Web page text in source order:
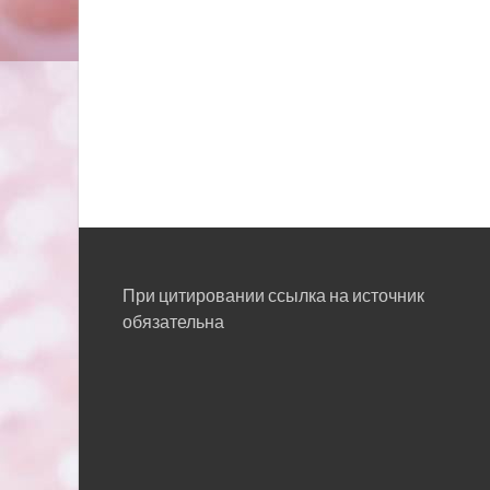
При цитировании ссылка на источник
обязательна